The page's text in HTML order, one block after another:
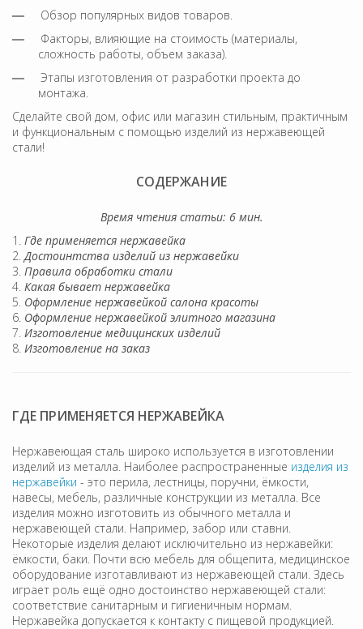
Обзор популярных видов товаров.
Факторы, влияющие на стоимость (материалы,
сложность работы, объем заказа).
Этапы изготовления от разработки проекта до
монтажа.
Сделайте свой дом, офис или магазин стильным, практичным
и функциональным с помощью изделий из нержавеющей
стали!
СОДЕРЖАНИЕ
Время чтения статьи: 6 мин.
Где применяется нержавейка
Достоинтства изделий из нержавейки
Правила обработки стали
Какая бывает нержавейка
Оформление нержавейкой салона красоты
Оформление нержавейкой элитного магазина
Изготовление медицинских изделий
Изготовление на заказ
ГДЕ ПРИМЕНЯЕТСЯ НЕРЖАВЕЙКА
Нержавеющая сталь широко используется в изготовлении
изделий из металла. Наиболее распространенные изделия из
нержавейки - это перила, лестницы, поручни, ёмкости,
навесы, мебель, различные конструкции из металла. Все
изделия можно изготовить из обычного металла и
нержавеющей стали. Например, забор или ставни.
Некоторые изделия делают исключительно из нержавейки:
ёмкости, баки. Почти всю мебель для общепита, медицинское
оборудование изготавливают из нержавеющей стали. Здесь
играет роль ещё одно достоинство нержавеющей стали:
соответствие санитарным и гигиеничным нормам.
Нержавейка допускается к контакту с пищевой продукцией.